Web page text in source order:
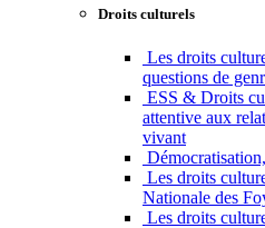
Droits culturels
Les droits
questions de
ESS & Droits
attentive aux
vivant
Les droits
Nationale des
Les droits